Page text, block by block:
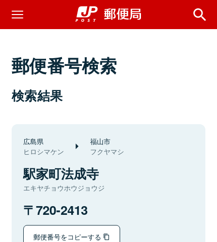
郵便番号検索
検索結果
広島県
ヒロシマケン
福山市
フクヤマシ
駅家町法成寺
エキヤチョウホウジョウジ
720-2413
郵便番号をコピーする